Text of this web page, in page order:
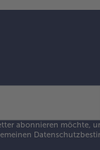
abonnieren möchte,